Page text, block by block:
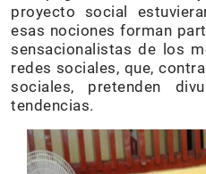
proyecto social
esas nociones forman
sensacionalistas de los
redes sociales, que,
sociales, pretenden
tendencias.